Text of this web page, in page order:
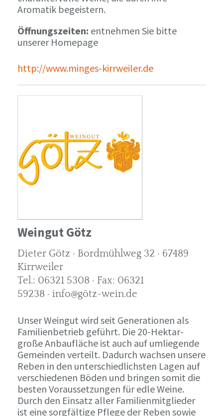
Aromatik begeistern.
Öffnungszeiten: entnehmen Sie bitte
unserer Homepage
http://www.minges-kirrweiler.de
Weingut Götz
Dieter Götz · Bordmühlweg 32 · 67489
Kirrweiler
Tel.: 06321 5308 · Fax: 06321
59238 · info@götz-wein.de
Unser Weingut wird seit Generationen als
Familienbetrieb geführt. Die 20-Hektar-
große Anbaufläche ist auch auf umliegende
Gemeinden verteilt. Dadurch wachsen unsere
Reben in den unterschiedlichsten Lagen auf
verschiedenen Böden und bringen somit die
besten Voraussetzungen für edle Weine.
Durch den Einsatz aller Familienmitglieder
ist eine sorgfältige Pflege der Reben sowie